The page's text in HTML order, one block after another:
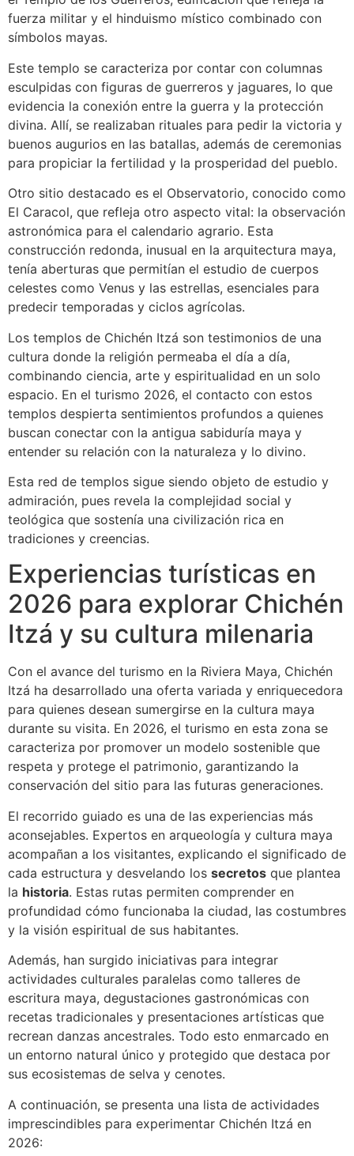
fuerza militar y el hinduismo místico combinado con
símbolos mayas.
Este templo se caracteriza por contar con columnas
esculpidas con figuras de guerreros y jaguares, lo que
evidencia la conexión entre la guerra y la protección
divina. Allí, se realizaban rituales para pedir la victoria y
buenos augurios en las batallas, además de ceremonias
para propiciar la fertilidad y la prosperidad del pueblo.
Otro sitio destacado es el Observatorio, conocido como
El Caracol, que refleja otro aspecto vital: la observación
astronómica para el calendario agrario. Esta
construcción redonda, inusual en la arquitectura maya,
tenía aberturas que permitían el estudio de cuerpos
celestes como Venus y las estrellas, esenciales para
predecir temporadas y ciclos agrícolas.
Los templos de Chichén Itzá son testimonios de una
cultura donde la religión permeaba el día a día,
combinando ciencia, arte y espiritualidad en un solo
espacio. En el turismo 2026, el contacto con estos
templos despierta sentimientos profundos a quienes
buscan conectar con la antigua sabiduría maya y
entender su relación con la naturaleza y lo divino.
Esta red de templos sigue siendo objeto de estudio y
admiración, pues revela la complejidad social y
teológica que sostenía una civilización rica en
tradiciones y creencias.
Experiencias turísticas en
2026 para explorar Chichén
Itzá y su cultura milenaria
Con el avance del turismo en la Riviera Maya, Chichén
Itzá ha desarrollado una oferta variada y enriquecedora
para quienes desean sumergirse en la cultura maya
durante su visita. En 2026, el turismo en esta zona se
caracteriza por promover un modelo sostenible que
respeta y protege el patrimonio, garantizando la
conservación del sitio para las futuras generaciones.
El recorrido guiado es una de las experiencias más
aconsejables. Expertos en arqueología y cultura maya
acompañan a los visitantes, explicando el significado de
cada estructura y desvelando los secretos que plantea
la historia. Estas rutas permiten comprender en
profundidad cómo funcionaba la ciudad, las costumbres
y la visión espiritual de sus habitantes.
Además, han surgido iniciativas para integrar
actividades culturales paralelas como talleres de
escritura maya, degustaciones gastronómicas con
recetas tradicionales y presentaciones artísticas que
recrean danzas ancestrales. Todo esto enmarcado en
un entorno natural único y protegido que destaca por
sus ecosistemas de selva y cenotes.
A continuación, se presenta una lista de actividades
imprescindibles para experimentar Chichén Itzá en
2026: